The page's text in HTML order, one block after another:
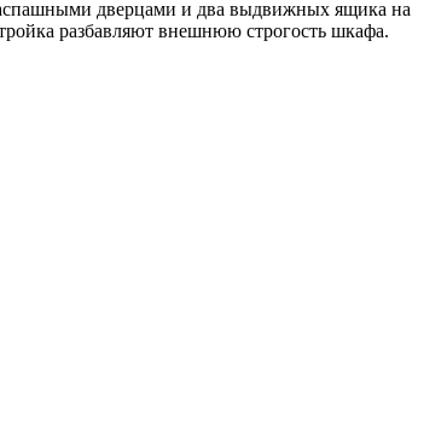
дверцами и два выдвижных ящика на
разбавляют внешнюю строгость шкафа.